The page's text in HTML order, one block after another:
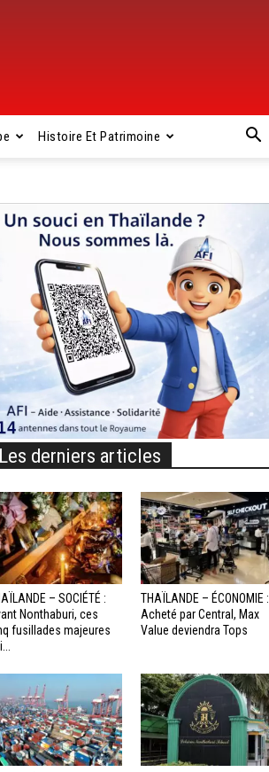
Histoire Et Patrimoine
Les derniers articles
– SOCIÉTÉ :
Nonthaburi, ces
fusillades majeures
THAÏLANDE – ÉCONOMIE :
Acheté par Central, Max
Value deviendra Tops